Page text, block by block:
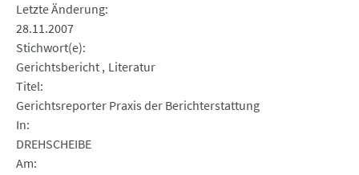
Letzte Änderung
28.11.2007
Stichwort(e)
Gerichtsbericht Literatur
Titel
Gerichtsreporter Praxis der Berichterstattung
In
DREHSCHEIBE
Am